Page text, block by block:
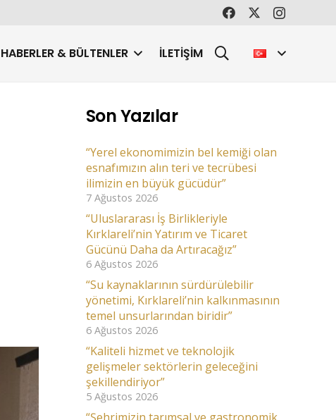
HABERLER & BÜLTENLER İLETIŞIM
Son Yazılar
“Yerel ekonomimizin bel kemiği olan
esnafımızın alın teri ve tecrübesi
ilimizin en büyük gücüdür”
7 Ağustos 2026
“Uluslararası İş Birlikleriyle
Kırklareli’nin Yatırım ve Ticaret
Gücünü Daha da Artıracağız”
6 Ağustos 2026
“Su kaynaklarının sürdürülebilir
yönetimi, Kırklareli’nin kalkınmasının
temel unsurlarından biridir”
6 Ağustos 2026
“Kaliteli hizmet ve teknolojik
gelişmeler sektörlerin geleceğini
şekillendiriyor”
5 Ağustos 2026